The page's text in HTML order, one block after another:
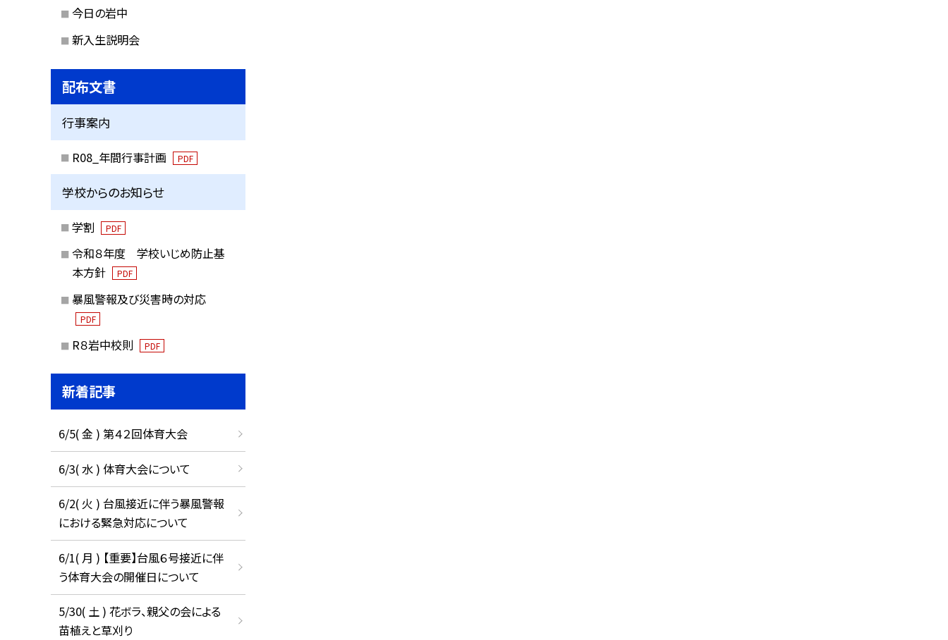
今日の岩中
新入生説明会
配布文書
行事案内
R08_年間行事計画 PDF
学校からのお知らせ
学割 PDF
令和８年度 学校いじめ防止基
本方針
PDF
暴風警報及び災害時の対応
PDF
R８岩中校則 PDF
新着記事
6/5( 金 ) 第４２回体育大会
6/3( 水 ) 体育大会について
6/2( 火 ) 台風接近に伴う暴風警報
における緊急対応について
6/1( 月 ) 【重要】台風６号接近に伴
う体育大会の開催日について
5/30( 土 ) 花ボラ、親父の会による
苗植えと草刈り